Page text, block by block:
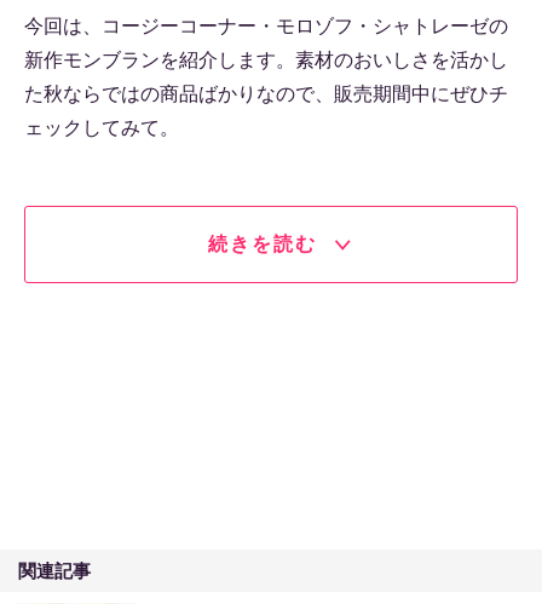
今回は、コージーコーナー・モロゾフ・シャトレーゼの
新作モンブランを紹介します。素材のおいしさを活かし
た秋ならではの商品ばかりなので、販売期間中にぜひチ
ェックしてみて。
続きを読む
関連記事